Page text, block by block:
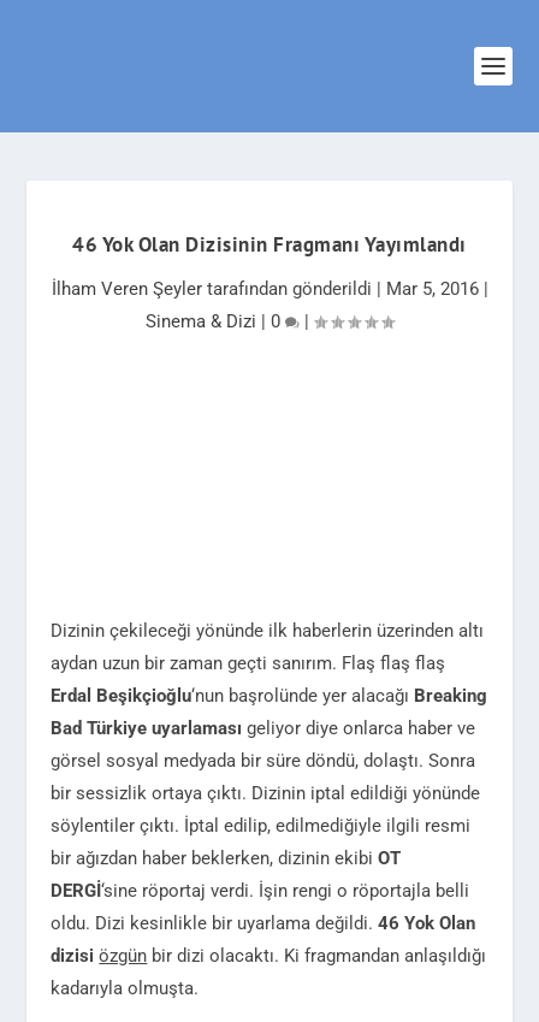
46 Yok Olan Dizisinin Fragmanı Yayımlandı
İlham Veren Şeylertarafından gönderildi | Mar 5, 2016|
Sinema & Dizi | 0 |
Dizinin çekileceği yönünde ilk haberlerin üzerinden altı
aydan uzun bir zaman geçti sanırım. Flaş flaş flaş
Erdal Beşikçioğlu‘nun başrolünde yer alacağı Breaking
Bad Türkiye uyarlaması geliyor diye onlarca haber ve
görsel sosyal medyada bir süre döndü, dolaştı. Sonra
bir sessizlik ortaya çıktı. Dizinin iptal edildiği yönünde
söylentiler çıktı. İptal edilip, edilmediğiyle ilgili resmi
bir ağızdan haber beklerken, dizinin ekibiOT
DERGİ‘sine röportaj verdi. İşin rengi o röportajla belli
oldu. Dizi kesinlikle bir uyarlama değildi.46 Yok Olan
dizisi özgün bir dizi olacaktı. Ki fragmandan anlaşıldığı
kadarıyla olmuşta.